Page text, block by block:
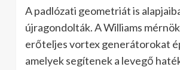
A padlózati geometriát is
újragondolták. A Williams
erőteljes vortex generátorokat
amelyek segítenek a levegő